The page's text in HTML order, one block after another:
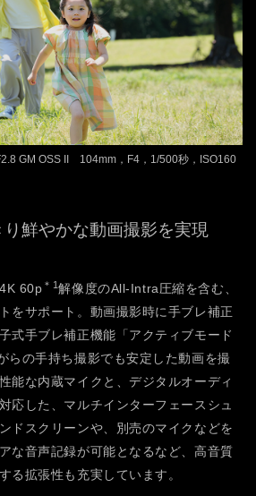
GM OSS II 104mm，F4，1/500秒，ISO160
鮮やかな動画撮影を実現
60p ＊1解像度のAll-Intra圧縮を含む、
をサポート。動画撮影時に手ブレ補正
式手ブレ補正機能「アクティブモード
らの手持ち撮影でも安定した動画を撮
能な内蔵マイクと、デジタルオーディ
応した、マルチインターフェースシュ
ドスクリーンや、別売のマイクなどを
な音声記録が可能となるなど、高音質
る拡張性も充実しています。